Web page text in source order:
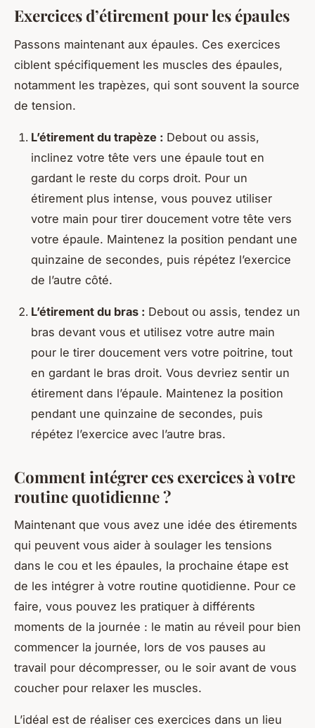
Exercices d’étirement pour les épaules
Passons maintenant aux épaules. Ces exercices
ciblent spécifiquement les muscles des épaules,
notamment les trapèzes, qui sont souvent la source
de tension.
L’étirement du trapèze : Debout ou assis,
inclinez votre tête vers une épaule tout en
gardant le reste du corps droit. Pour un
étirement plus intense, vous pouvez utiliser
votre main pour tirer doucement votre tête vers
votre épaule. Maintenez la position pendant une
quinzaine de secondes, puis répétez l’exercice
de l’autre côté.
L’étirement du bras : Debout ou assis, tendez un
bras devant vous et utilisez votre autre main
pour le tirer doucement vers votre poitrine, tout
en gardant le bras droit. Vous devriez sentir un
étirement dans l’épaule. Maintenez la position
pendant une quinzaine de secondes, puis
répétez l’exercice avec l’autre bras.
Comment intégrer ces exercices à votre
routine quotidienne ?
Maintenant que vous avez une idée des étirements
qui peuvent vous aider à soulager les tensions
dans le cou et les épaules, la prochaine étape est
de les intégrer à votre routine quotidienne. Pour ce
faire, vous pouvez les pratiquer à différents
moments de la journée : le matin au réveil pour bien
commencer la journée, lors de vos pauses au
travail pour décompresser, ou le soir avant de vous
coucher pour relaxer les muscles.
L’idéal est de réaliser ces exercices dans un lieu